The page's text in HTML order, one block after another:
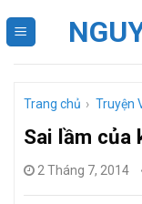
Trang chủ › Truyện
Sai lầm của
2 Tháng 7, 2014